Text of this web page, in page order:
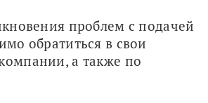
проблем с подачей
обратиться в свои
а также по